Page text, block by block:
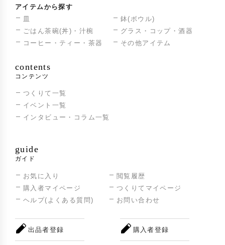
アイテムから探す
皿
鉢(ボウル)
ごはん茶碗(丼)・汁椀
グラス・コップ・酒器
コーヒー・ティー・茶器
その他アイテム
contents
コンテンツ
つくりて一覧
イベント一覧
インタビュー・コラム一覧
guide
ガイド
お気に入り
閲覧履歴
購入者マイページ
つくりてマイページ
ヘルプ(よくある質問)
お問い合わせ
出品者登録 購入者登録